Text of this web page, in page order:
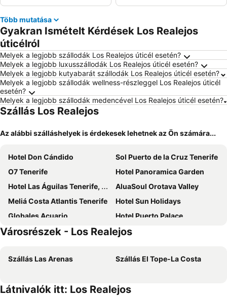
Több mutatása
Gyakran Ismételt Kérdések Los Realejos
úticélról
Melyek a legjobb szállodák Los Realejos úticél esetén?
Melyek a legjobb luxusszállodák Los Realejos úticél esetén?
Melyek a legjobb kutyabarát szállodák Los Realejos úticél esetén?
Melyek a legjobb szállodák wellness-részleggel Los Realejos úticél
esetén?
Melyek a legjobb szállodák medencével Los Realejos úticél esetén?
Szállás Los Realejos
Az alábbi szálláshelyek is érdekesek lehetnek az Ön számára...
Hotel Don Cándido
Sol Puerto de la Cruz Tenerife
O7 Tenerife
Hotel Panoramica Garden
Hotel Las Águilas Tenerife, by Meliá
AluaSoul Orotava Valley
Meliá Costa Atlantis Tenerife
Hotel Sun Holidays
Globales Acuario
Hotel Puerto Palace
Apartamentos Playa de Los Roques
Hotel AF Valle Orotava
Hotel Marte
BLUESEA Costa Jardin & Spa
Be Live Experience Orotava
Hotel Casa del Sol
Városrészek - Los Realejos
Szállás Las Arenas Szállás El Tope-La Costa
Látnivalók itt: Los Realejos